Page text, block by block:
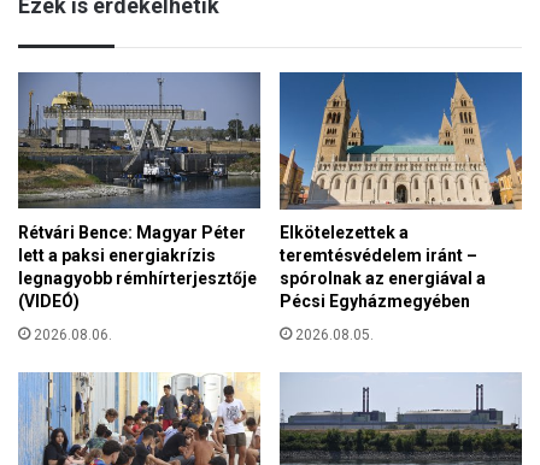
t
á
k
a
z
é
r
z
é
k
n
Ezek is érdekelhetik
Rétvári Bence: Magyar Péter
lett a paksi energiakrízis
legnagyobb rémhírterjesztője
(VIDEÓ)
2026.08.06.
Elkötelezettek a
teremtésvédelem iránt –
spórolnak az energiával a
Pécsi Egyházmegyében
2026.08.05.